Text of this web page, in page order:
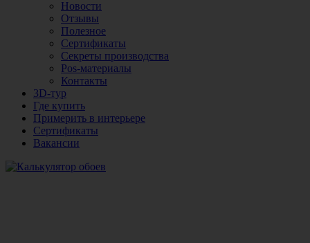
Новости
Отзывы
Полезное
Сертификаты
Секреты производства
Pos-материалы
Контакты
3D-тур
Где купить
Примерить в интерьере
Сертификаты
Вакансии